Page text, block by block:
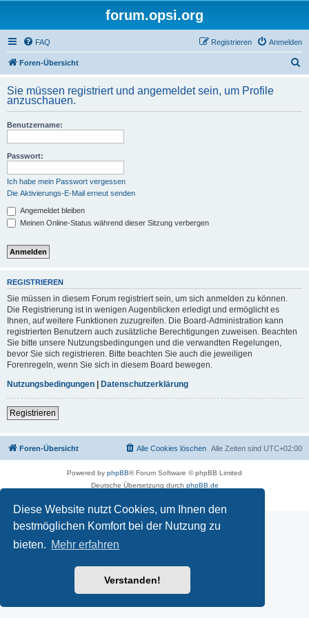
Diese Website nutzt Cookies, um Ihnen den
bestmöglichen Komfort bei der Nutzung zu
bieten. Mehr erfahren
Verstanden!
forum.opsi.org
FAQ Anmelden
Registrieren
Foren-Übersicht
h
Sie müssen registriert und angemeldet sein, um Profile
anzuschauen.
Benutzername:
Passwort:
Ich habe mein Passwort vergessen
Die Aktivierungs-E-Mail erneut senden
Angemeldet bleiben
Meinen Online-Status während dieser Sitzung verbergen
REGISTRIEREN
Sie müssen in diesem Forum registriert sein, um sich anmelden zu können.
Die Registrierung ist in wenigen Augenblicken erledigt und ermöglicht es
Ihnen, auf weitere Funktionen zuzugreifen. Die Board-Administration kann
registrierten Benutzern auch zusätzliche Berechtigungen zuweisen. Beachten
Sie bitte unsere Nutzungsbedingungen und die verwandten Regelungen,
bevor Sie sich registrieren. Bitte beachten Sie auch die jeweiligen
Forenregeln, wenn Sie sich in diesem Board bewegen.
Nutzungsbedingungen | Datenschutzerklärung
Registrieren
Foren-Übersicht Alle Zeiten sind UTC+02:00
Alle Cookies löschen
Powered by phpBB® Forum Software © phpBB Limited
Deutsche Übersetzung durch phpBB.de